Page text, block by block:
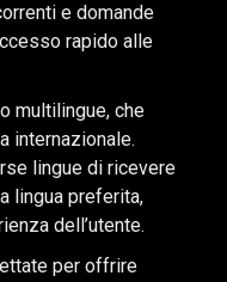
e domande
rapido alle
multilingue, che
internazionale.
lingue di ricevere
lingua preferita,
dell’utente.
per offrire